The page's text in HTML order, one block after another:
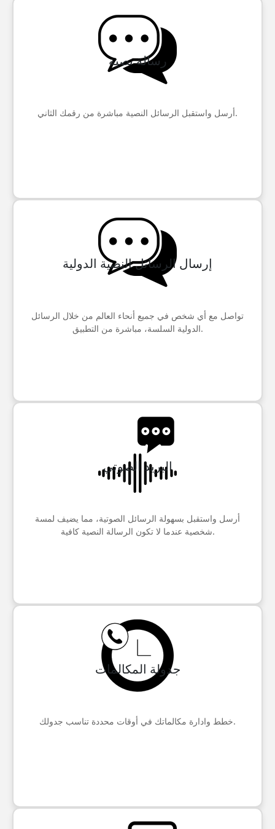
رسالة نصية
أرسل واستقبل الرسائل النصية مباشرة من رقمك الثاني.
إرسال الرسائل النصية الدولية
تواصل مع أي شخص في جميع أنحاء العالم من خلال الرسائل
الدولية السلسة، مباشرة من التطبيق.
البريد الصوتي
أرسل واستقبل بسهولة الرسائل الصوتية، مما يضيف لمسة
شخصية عندما لا تكون الرسالة النصية كافية.
جدولة المكالمات
خطط وادارة مكالماتك في أوقات محددة تناسب جدولك.